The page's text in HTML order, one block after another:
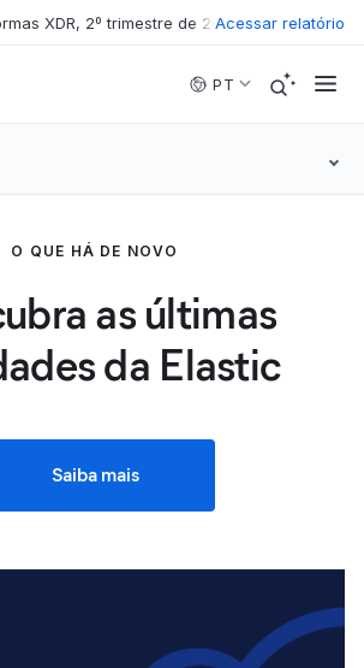
XDR, 2º trimestre de 2026 • The Forrester
Acessar relatório
PT
O QUE HÁ DE NOVO
as últimas
da Elastic
Saiba mais